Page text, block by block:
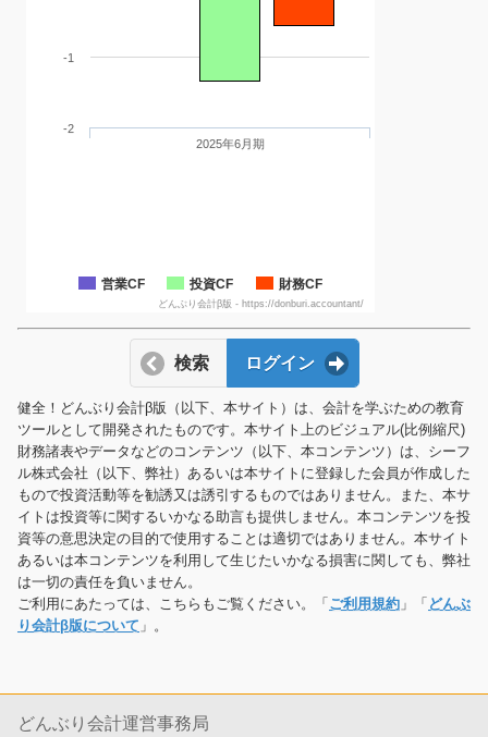
営業CF 投資CF 財務CF
2025年6月期
-2
-1
どんぶり会計β版 - https://donburi.accountant/
検索 ログイン
健全！どんぶり会計β版（以下、本サイト）は、会計を学ぶための教育
ツールとして開発されたものです。本サイト上のビジュアル(比例縮尺)
財務諸表やデータなどのコンテンツ（以下、本コンテンツ）は、シーフ
ル株式会社（以下、弊社）あるいは本サイトに登録した会員が作成した
もので投資活動等を勧誘又は誘引するものではありません。また、本サ
イトは投資等に関するいかなる助言も提供しません。本コンテンツを投
資等の意思決定の目的で使用することは適切ではありません。本サイト
あるいは本コンテンツを利用して生じたいかなる損害に関しても、弊社
は一切の責任を負いません。
ご利用にあたっては、こちらもご覧ください。「 ご利用規約 」「 どんぶ
り会計β版について 」。
どんぶり会計運営事務局